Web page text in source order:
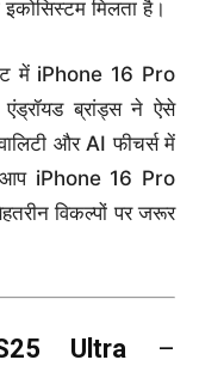
मिलता है।
में iPhone 16 Pro
ब्रांड्स ने ऐसे
और AI फीचर्स में
आप iPhone 16 Pro
विकल्पों पर जरूर
Ultra –